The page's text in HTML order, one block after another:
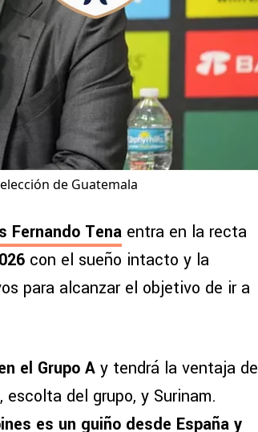
de Guatemala
Fernando Tena entra en la recta
con el sueño intacto y la
para alcanzar el objetivo de ir a
el Grupo A y tendrá la ventaja de
del grupo, y Surinam.
es un guiño desde España y